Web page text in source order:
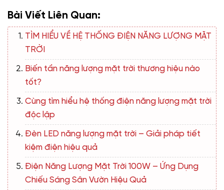
Bài Viết Liên Quan:
TÌM HIỂU VỀ HỆ THỐNG ĐIỆN NĂNG LƯỢNG MẶT
TRỜI
Biến tần năng lượng mặt trời thương hiệu nào
tốt?
Cùng tìm hiểu hệ thống điện năng lượng mặt trời
độc lập
Đèn LED năng lượng mặt trời – Giải pháp tiết
kiệm điện hiệu quả
Điện Năng Lượng Mặt Trời 100W – Ứng Dụng
Chiếu Sáng Sân Vườn Hiệu Quả